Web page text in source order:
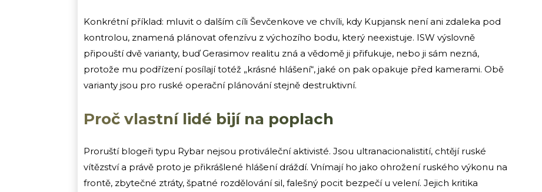
Konkrétní příklad: mluvit o dalším cíli Ševčenkove ve chvíli, kdy Kupjansk není ani zdaleka pod
kontrolou, znamená plánovat ofenzívu z výchozího bodu, který neexistuje. ISW výslovně
připouští dvě varianty, buď Gerasimov realitu zná a vědomě ji přifukuje, nebo ji sám nezná,
protože mu podřízení posílají totéž „krásné hlášení“, jaké on pak opakuje před kamerami. Obě
varianty jsou pro ruské operační plánování stejně destruktivní.
Proč vlastní lidé bijí na poplach
Proruští blogeři typu Rybar nejsou protiváleční aktivisté. Jsou ultranacionalistití, chtějí ruské
vítězství a právě proto je přikrášlené hlášení dráždí. Vnímají ho jako ohrožení ruského výkonu na
frontě, zbytečné ztráty, špatné rozdělování sil, falešný pocit bezpečí u velení. Jejich kritika